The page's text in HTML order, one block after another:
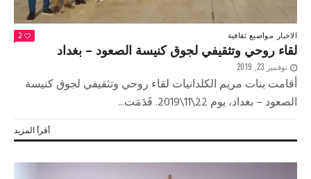
الاخبار مواضيع ثقافية 2
لقاء روحي وتثقيفي لجوق كنيسة الصعود – بغداد
نوفمبر 23, 2019
أقامت بنات مريم الكلدانيات لقاء روحي وتثقيفي لجوق كنيسة
الصعود – بغداد، يوم 22\11\2019. قَدَمَت...
أقرأ المزيد